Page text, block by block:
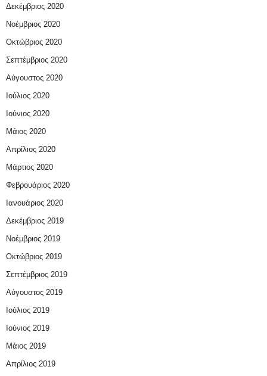
Δεκέμβριος 2020
Νοέμβριος 2020
Οκτώβριος 2020
Σεπτέμβριος 2020
Αύγουστος 2020
Ιούλιος 2020
Ιούνιος 2020
Μάιος 2020
Απρίλιος 2020
Μάρτιος 2020
Φεβρουάριος 2020
Ιανουάριος 2020
Δεκέμβριος 2019
Νοέμβριος 2019
Οκτώβριος 2019
Σεπτέμβριος 2019
Αύγουστος 2019
Ιούλιος 2019
Ιούνιος 2019
Μάιος 2019
Απρίλιος 2019